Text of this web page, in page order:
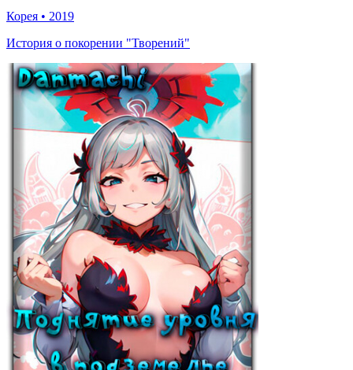
Корея • 2019
История о покорении "Творений"